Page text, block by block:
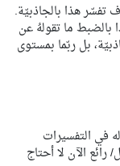
هذا بالجاذبيّة.
بالضبط ما تقولهُ عن
بل ربّما بمستوى
في التفسيرات
الآن لا أحتاج